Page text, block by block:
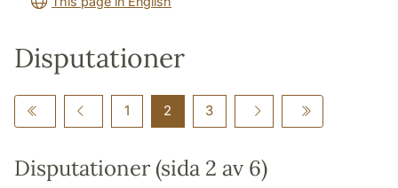
Disputationer
1 2 3
Disputationer (sida 2 av 6)